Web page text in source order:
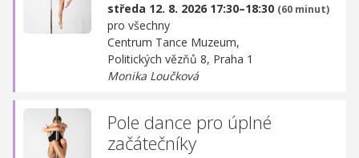
středa 12. 8. 2026 17:30–18:30 (60 minut)
pro všechny
Centrum Tance Muzeum,
Politických vězňů 8, Praha 1
Monika Loučková
Pole dance pro úplné
začátečníky